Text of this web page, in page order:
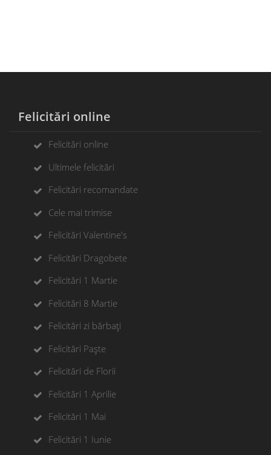
Felicitări online
Felicitări online
Ultimele felicitări
Felicitări recomandate
Cele mai trimise
Felicitări Valentine's
Felicitări Dragobete
Felicitări 1 Martie
Felicitări 8 Martie
Felicitări zi bărbați
Felicitări Paște
Felicitări de Florii
Felicitări 1 Aprilie
Felicitări 1 Mai
Felicitări 1 Iunie